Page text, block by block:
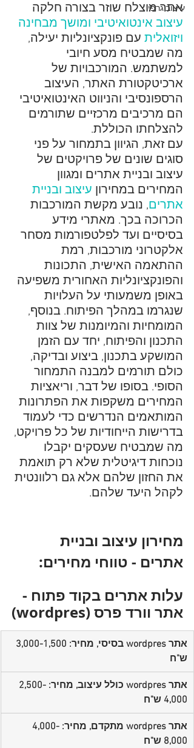
עיצוב גרפי
אתר מוצלח שוזר בצורה חלקה
עיצוב אינטואיטיבי ומושך מבחינה
ויזואלית עם פונקציונליות יעילה,
מה שמבטיח מסע חיובי
למשתמש. המורכבויות של
ארכיטקטורת האתר, העיצוב
הרספונסיבי והניווט האינטואיטיבי
הם מרכיבים מרכזיים שתורמים
להצלחתו הכוללת.
עם זאת, הגיוון בתמחור על פני
סוגים שונים של פרויקטים של
עיצוב ובניית אתרים ומגוון
המחירים במחירון עיצוב ובניית
אתרים, נובע מקשת המורכבות
הכרוכה בכך. מאתרי מידע
בסיסיים ועד לפלטפורמות מסחר
אלקטרוני מורכבות, רמת
ההתאמה האישית, התכונות
והפונקציונליות האחורית משפיעה
באופן משמעותי על העלויות
שנגרמו במהלך הפיתוח. בנוסף,
המומחיות והמיומנות של צוות
התכנון והפיתוח, יחד עם הזמן
המושקע בתכנון, ביצוע ובדיקה,
כולם תורמים למבנה התמחור
הסופי. בסופו של דבר, וריאציות
המחירים משקפות את הפתרונות
המותאמים הנדרשים כדי לעמוד
בדרישות הייחודיות של כל פרויקט,
מה שמבטיח שעסקים יקבלו
נוכחות דיגיטלית שלא רק תואמת
את החזון שלהם אלא גם רלוונטית
לקהל היעד שלהם.
מחירון עיצוב ובניית
אתרים - טווחי מחירים:
עלות אתרים בקוד פתוח -
אתר וורד פרס (wordpres)
ש"ח
אתר wordpres כולל עיצוב, מחיר: 2,500-
4,000 ש"ח
אתר wordpres מתקדם, מחיר: 4,000-
8,000 ש"ח